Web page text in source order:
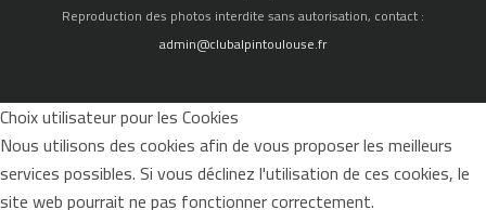
Reproduction des photos interdite sans autorisation, contact :
admin@clubalpintoulouse.fr
Choix utilisateur pour les Cookies
Nous utilisons des cookies afin de vous proposer les meilleurs
services possibles. Si vous déclinez l'utilisation de ces cookies, le
site web pourrait ne pas fonctionner correctement.